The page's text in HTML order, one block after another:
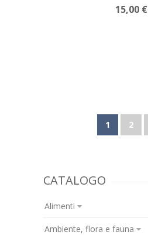
15,00 €
1 2
CATALOGO
Alimenti
Ambiente, flora e fauna